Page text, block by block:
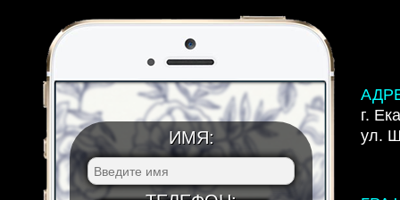
ИМЯ:
г.
ул.